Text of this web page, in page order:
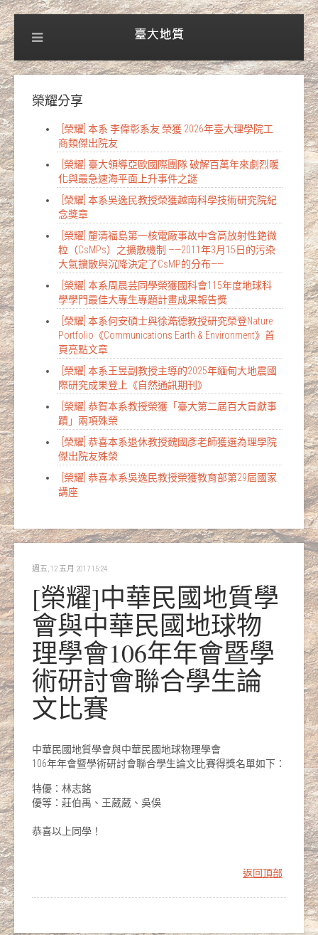
榮耀分享
[榮耀] 本系 李偉彰系友 榮獲 2026年臺大理學院工
商類傑出院友
[榮耀] 臺大領導亞歐國際團隊 破解百萬年來劇烈暖
化與最急速海平面上升事件之謎
[榮耀] 本系吳逸民教授榮獲越南科學技術研究院紀
念獎章
[榮耀] 釐清福島第一核電廠事故中含高放射性銫微
粒（CsMPs）之擴散機制 ——2011年3月15日的污染
大氣擴散與沉降決定了CsMP的分布——
[榮耀] 本系周晨芸同學榮獲國科會115年度地球科
學學門最佳大專生專題計畫成果報告獎
[榮耀] 本系何安碩士與徐澔德教授研究榮登Nature
Portfolio《Communications Earth & Environment》首
頁亮點文章
[榮耀] 本系王昱副教授主導的2025年緬甸大地震國
際研究成果登上《自然通訊期刊》
[榮耀] 恭賀本系教授榮獲「臺大第二屆百大貢獻事
蹟」兩項殊榮
[榮耀] 恭喜本系退休教授魏國彥老師獲選為理學院
傑出院友殊榮
[榮耀] 恭喜本系吳逸民教授榮獲教育部第29屆國家
講座
週五, 12 五月 2017 15:24
[榮耀]中華民國地質學
會與中華民國地球物
理學會106年年會暨學
術研討會聯合學生論
文比賽
中華民國地質學會與中華民國地球物理學會
106年年會暨學術研討會聯合學生論文比賽得獎名單如下：
特優：林志銘
優等：莊伯禹、王葳葳、吳俁
恭喜以上同學！
返回頂部